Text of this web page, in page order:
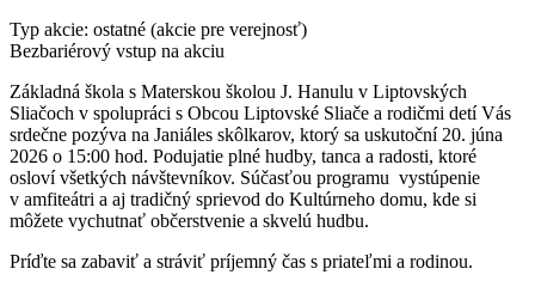
Typ akcie: ostatné (akcie pre verejnosť)
Bezbariérový vstup na akciu
Základná škola s Materskou školou J. Hanulu v Liptovských
Sliačoch v spolupráci s Obcou Liptovské Sliače a rodičmi detí Vás
srdečne pozýva na Janiáles skôlkarov, ktorý sa uskutoční 20. júna
2026 o 15:00 hod. Podujatie plné hudby, tanca a radosti, ktoré
osloví všetkých návštevníkov. Súčasťou programu vystúpenie
v amfiteátri a aj tradičný sprievod do Kultúrneho domu, kde si
môžete vychutnať občerstvenie a skvelú hudbu.
Príďte sa zabaviť a stráviť príjemný čas s priateľmi a rodinou.